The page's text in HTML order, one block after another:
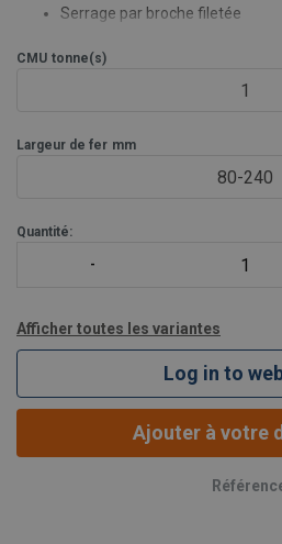
Serrage par broche filetée
Montage simple et rapide
Marquage de CMU et ouverture
Application
Levage et transport des poutres
CMU tonne(s)
1
Largeur de fer mm
80-240
Quantité:
Afficher toutes les variantes
Log in to
Ajouter à votre